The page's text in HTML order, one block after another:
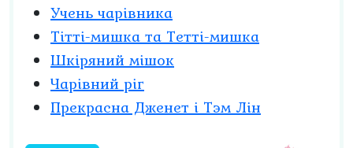
Учень чарівника
Тітті-мишка та Тетті-мишка
Шкіряний мішок
Чарівний ріг
Прекрасна Дженет і Тэм Лін